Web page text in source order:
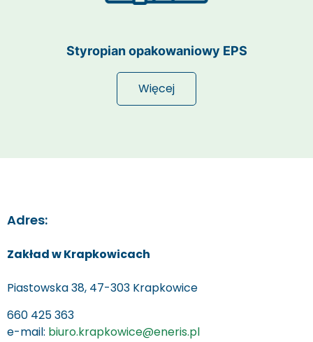
Styropian opakowaniowy EPS
Więcej
Adres:
Zakład w Krapkowicach
Piastowska 38, 47-303 Krapkowice
660 425 363
e-mail: biuro.krapkowice@eneris.pl